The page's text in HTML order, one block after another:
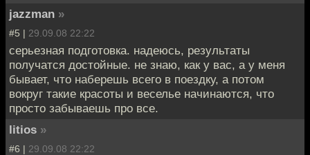
jazzman »
#5 | 29.09.08 22:22
серьезная подготовка. надеюсь, результаты
получатся достойные. не знаю, как у вас, а у меня
бывает, что наберешь всего в поездку, а потом
вокруг такие красоты и веселье начинаются, что
просто забываешь про все.
litios »
#6 | 29.09.08 22:22